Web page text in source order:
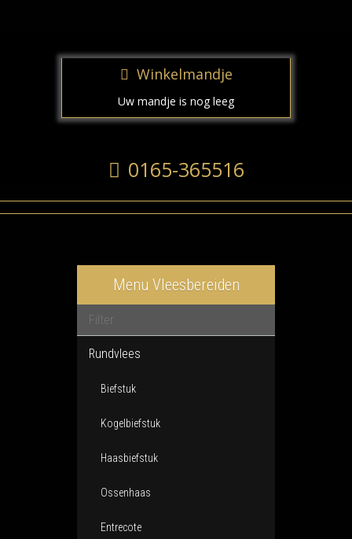
Winkelmandje
Uw mandje is nog leeg
0165-365516
Menu Vleesbereiden
Rundvlees
Biefstuk
Kogelbiefstuk
Haasbiefstuk
Ossenhaas
Entrecote